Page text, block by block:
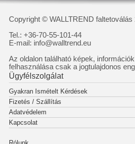
Copyright © WALLTREND faltetoválás
Tel.: +36-70-55-101-44
E-mail: info@walltrend.eu
Az oldalon található képek,
felhasználása csak a jogtulajdonos
Ügyfélszolgálat
Gyakran Ismételt Kérdések
Fizetés / Szállítás
Adatvédelem
Kapcsolat